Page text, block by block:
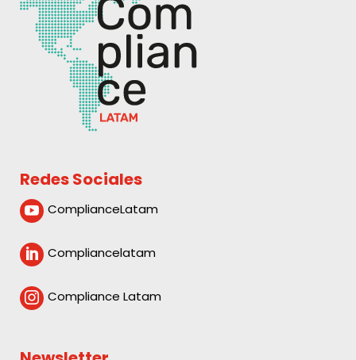
Redes Sociales
 ComplianceLatam
 Compliancelatam
 Compliance Latam